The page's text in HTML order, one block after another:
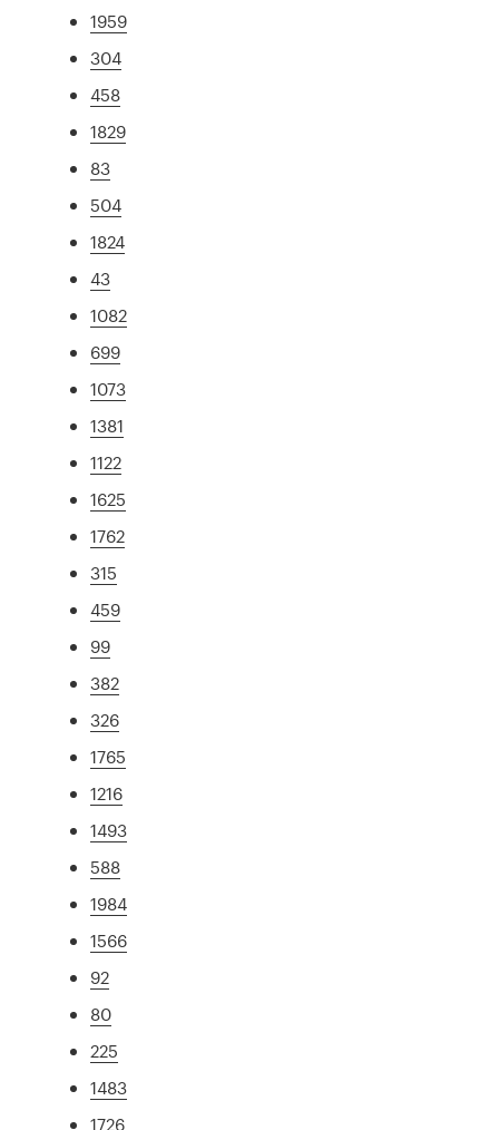
1959
304
458
1829
83
504
1824
43
1082
699
1073
1381
1122
1625
1762
315
459
99
382
326
1765
1216
1493
588
1984
1566
92
80
225
1483
1726